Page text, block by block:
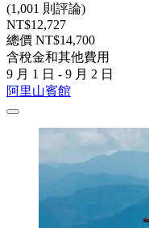
(1,001 則評論)
NT$12,727
總價 NT$14,700
含稅金和其他費用
9 月 1 日 - 9 月 2 日
阿里山賓館